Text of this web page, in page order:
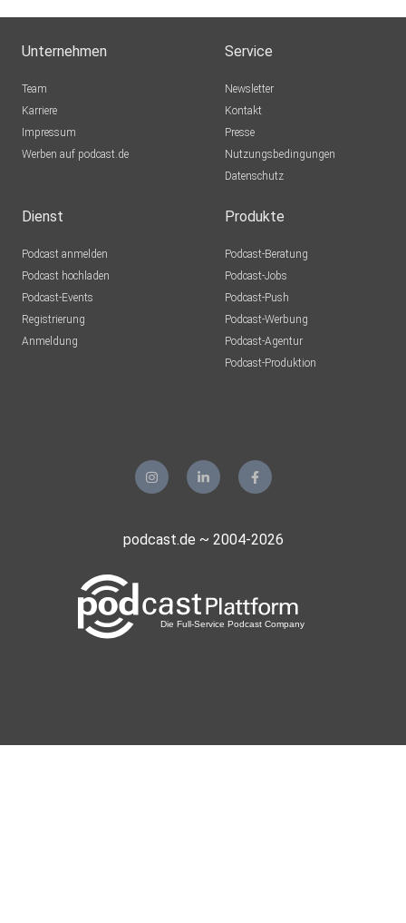
Unternehmen
Team
Karriere
Impressum
Werben auf podcast.de
Service
Newsletter
Kontakt
Presse
Nutzungsbedingungen
Datenschutz
Dienst
Podcast anmelden
Podcast hochladen
Podcast-Events
Registrierung
Anmeldung
Produkte
Podcast-Beratung
Podcast-Jobs
Podcast-Push
Podcast-Werbung
Podcast-Agentur
Podcast-Produktion
podcast.de ~ 2004-2026